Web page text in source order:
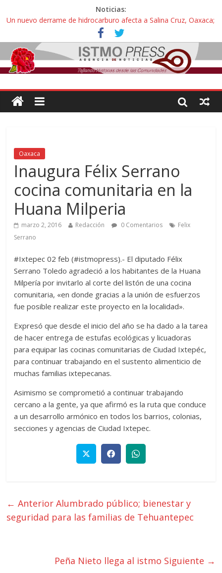
Noticias:
Un nuevo derrame de hidrocarburo afecta a Salina Cruz, Oaxaca;
ahora pescadores de Salinas del Marqués denuncian daños de
Pemex
Ángel, el joven autista expulsado por la Universidad Bienestar de
Ixtepec, Oaxaca vuelve a las aulas tras amparo
Familiares de periodista Alejandro Leyva se reúnen con titular de
intelectuales de su asesinato
Alertan pescadores de Juchitán, Oaxaca de nuevo despojo de su
Oaxaca
Inaugura Félix Serrano
cocina comunitaria en la
Huana Milperia
marzo 2, 2016 Redacción 0 Comentarios
Felix
Serrano
#Ixtepec 02 feb (#istmopress).- El diputado Félix
Serrano Toledo agradeció a los habitantes de la Huana
Milpería por invitarlo al corte del listón de una cocina
comunitaria, «en donde gracias a la unión de esfuerzos
fue posible realizar este proyecto en la localidad».
Expresó que desde el inicio del año se ha dado a la tarea
de hacer entrega de estufas ecológicas y licuadoras
para equipar las cocinas comunitarias de Ciudad Ixtepéc,
para continuar trabajando en el sustento alimenticio de
muchas familias ixtepecanas.
Asimismo se comprometió a continuar trabajando
cercano a la gente, ya que afirmó es la ruta que conduce
a un desarrollo armónico en todos los barrios, colonias,
secciones y agencias de Ciudad Ixtepec.
← Anterior Alumbrado público; bienestar y
seguridad para las familias de Tehuantepec
Peña Nieto llega al istmo Siguiente →